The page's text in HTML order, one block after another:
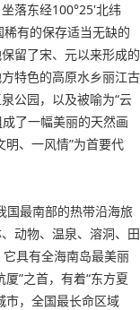
落东经100°25'北纬
有的保存适当无缺的
留了宋、元以来形成的
特色的高原水乡丽江古
公园，以及被喻为“云
了一幅美丽的天然画
、一风情”为首要代
国最南部的热带沿海旅
动物、温泉、溶洞、田
具有全海南岛最美丽
”之首，有着“东方夏
市，全国最长命区域